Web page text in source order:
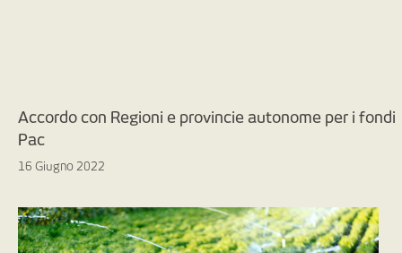
Accordo con Regioni e provincie autonome per i fondi
Pac
16 Giugno 2022